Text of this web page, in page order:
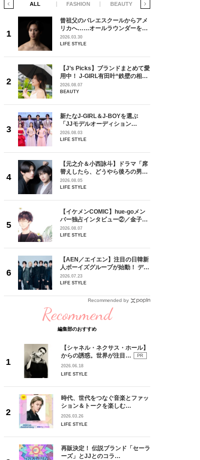
ALL FASHION BEAUTY
曾祖父のバレエスクールからアメ
リカへ……オールラウンダーを目
指すダンサーは踊ることが好きす
ぎる【王子様の推しドコロ】
2026.03.30
LIFE STYLE
【J’s Picks】ブランドまとめて愛
用中！ J-GIRL有田叶“鉄壁の相
棒”〈ビューティ＆ファッション
夏の必需品〉
2026.08.07
BEAUTY
新たなJ-GIRL＆J-BOYを選ぶ
「JJモデルオーディション
2027」が募集開始！ 予選ブロッ
クは候補生の“魅力”を重視した
2026.08.03
LIFE STYLE
【元之介＆小西詠斗】ドラマ「席
替えしたら、どうやら後ろの男が
どうやら俺のこと好きらしい」放
送記念インタビュー♡ 「自然と詠
2026.08.05
LIFE STYLE
【イケメンCOMIC】hue-goメン
バー独占インタビュー②／金子玄
矢「感情をズバーッと言葉にでき
た時は幸せ〜」
2026.08.07
LIFE STYLE
【AEN／エイエン】注目の日韓新
人ボーイズグループが始動！ デビ
ュー目前のフレッシュな面々を独
占インタビュー。7人の魅力に迫
2026.07.23
LIFE STYLE
Recommended by
Recommend
編集部のおすすめ
【シャネル・ネクサス・ホール】
からの誘惑。世界が注目…
PR
2026.06.18
LIFE STYLE
時代、世代をつなぐ音楽とファッ
ション＆トークを楽しむ…
2026.03.26
LIFE STYLE
再販決定！ 伝説ブランド「セーラ
ーズ」とJJとのコラ…